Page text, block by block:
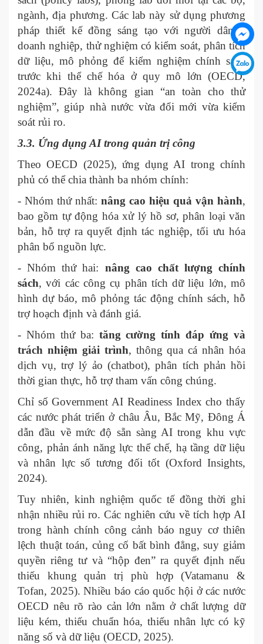
ngành, địa phương. Các lab này sử dụng phương
pháp thiết kế đồng sáng tạo với người dân –
doanh nghiệp, thử nghiệm có kiểm soát, phân tích
dữ liệu, mô phỏng để kiểm nghiệm chính sách
trước khi thể chế hóa ở quy mô lớn (OECD,
2024a). Đây là không gian “an toàn cho thử
nghiệm”, giúp nhà nước vừa đổi mới vừa kiểm
soát rủi ro.
3.3. Ứng dụng AI trong quản trị công
Theo OECD (2025), ứng dụng AI trong chính
phủ có thể chia thành ba nhóm chính:
- Nhóm thứ nhất: nâng cao hiệu quả vận hành,
bao gồm tự động hóa xử lý hồ sơ, phân loại văn
bản, hỗ trợ ra quyết định tác nghiệp, tối ưu hóa
phân bổ nguồn lực.
- Nhóm thứ hai: nâng cao chất lượng chính
sách, với các công cụ phân tích dữ liệu lớn, mô
hình dự báo, mô phỏng tác động chính sách, hỗ
trợ hoạch định và đánh giá.
- Nhóm thứ ba: tăng cường tính đáp ứng và
trách nhiệm giải trình, thông qua cá nhân hóa
dịch vụ, trợ lý ảo (chatbot), phân tích phản hồi
thời gian thực, hỗ trợ tham vấn công chúng.
Chỉ số Government AI Readiness Index cho thấy
các nước phát triển ở châu Âu, Bắc Mỹ, Đông Á
dẫn đầu về mức độ sẵn sàng AI trong khu vực
công, phản ánh năng lực thể chế, hạ tầng dữ liệu
và nhân lực số tương đối tốt (Oxford Insights,
2024).
Tuy nhiên, kinh nghiệm quốc tế đồng thời ghi
nhận nhiều rủi ro. Các nghiên cứu về tích hợp AI
trong hành chính công cảnh báo nguy cơ thiên
lệch thuật toán, củng cố bất bình đẳng, suy giảm
quyền riêng tư và “hộp đen” ra quyết định nếu
thiếu khung quản trị phù hợp (Vatamanu &
Tofan, 2025). Nhiều báo cáo quốc hội ở các nước
OECD nêu rõ rào cản lớn nằm ở chất lượng dữ
liệu kém, thiếu chuẩn hóa, thiếu nhân lực có kỹ
năng số và dữ liệu (OECD, 2025).